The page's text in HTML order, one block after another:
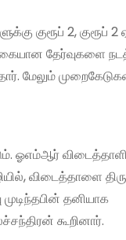
குரூப் 2, குரூப் 2
தேர்வுகளை
மேலும்
ஓஎம்ஆர்
விடைத்தாளை
தனியாக
கூறினார்.